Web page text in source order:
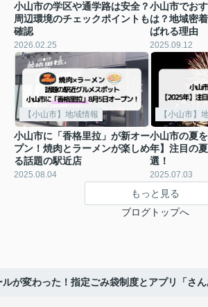
小山市の学区や通学路は安全？
周辺環境のチェックポイントも
確認
2026.02.25
小山市でお
は？地域密
ばれる理由
2025.09.12
【小山市】地域情報
小山市に「香格里拉」が新オー
プン！焼肉とラーメンが楽しめ
る話題の駅近店
2025.08.04
【小山市】
小山市の夏
年】注目の
選！
2025.07.03
もっと見る
ブログトップへ
が変わった！指定ごみ袋制度とアプリ「さ